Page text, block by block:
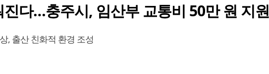
진다…충주시, 임산부 교통비 50만 원 지원
, 출산 친화적 환경 조성